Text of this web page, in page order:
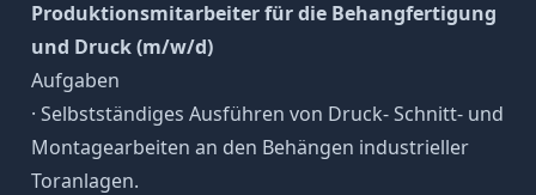
Produktionsmitarbeiter für die Behangfertigung
und Druck (m/w/d)
Aufgaben
· Selbstständiges Ausführen von Druck- Schnitt- und
Montagearbeiten an den Behängen industrieller
Toranlagen.